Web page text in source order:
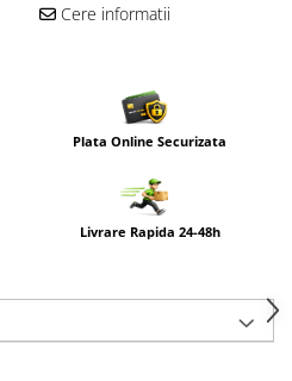
Cere informatii
Plata Online Securizata
Livrare Rapida 24-48h